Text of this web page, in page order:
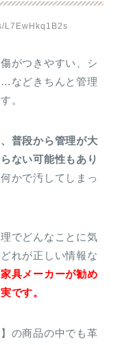
L7EwHkq1B2s
がつきやすい、シ
などきちんと管理
。
普段から管理が大
ない可能性もあり
かで汚してしまっ
でどんなことに気
れが正しい情報な
家具メーカーが勧め
です。
の商品の中でも革